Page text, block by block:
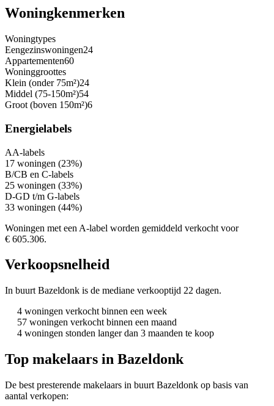
Woningkenmerken
Woningtypes
Eengezinswoningen24
Appartementen60
Woninggroottes
Klein (onder 75m²)24
Middel (75-150m²)54
Groot (boven 150m²)6
Energielabels
AA-labels
17 woningen (23%)
B/CB en C-labels
25 woningen (33%)
D-GD t/m G-labels
33 woningen (44%)
Woningen met een A-label worden gemiddeld verkocht voor
€ 605.306.
Verkoopsnelheid
In buurt Bazeldonk is de mediane verkooptijd 22 dagen.
4 woningen verkocht binnen een week
57 woningen verkocht binnen een maand
4 woningen stonden langer dan 3 maanden te koop
Top makelaars in Bazeldonk
De best presterende makelaars in buurt Bazeldonk op basis van
aantal verkopen: